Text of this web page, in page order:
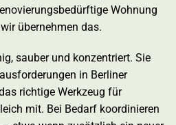
Wohnung
übernehmen das.
sauber und konzentriert. Sie
in Berliner
richtige Werkzeug für
mit. Bei Bedarf koordinieren